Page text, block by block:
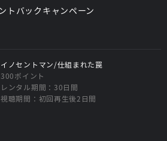
イノセントマン/仕組まれた罠
300ポイント
レンタル期間：30日間
視聴期間：初回再生後2日間